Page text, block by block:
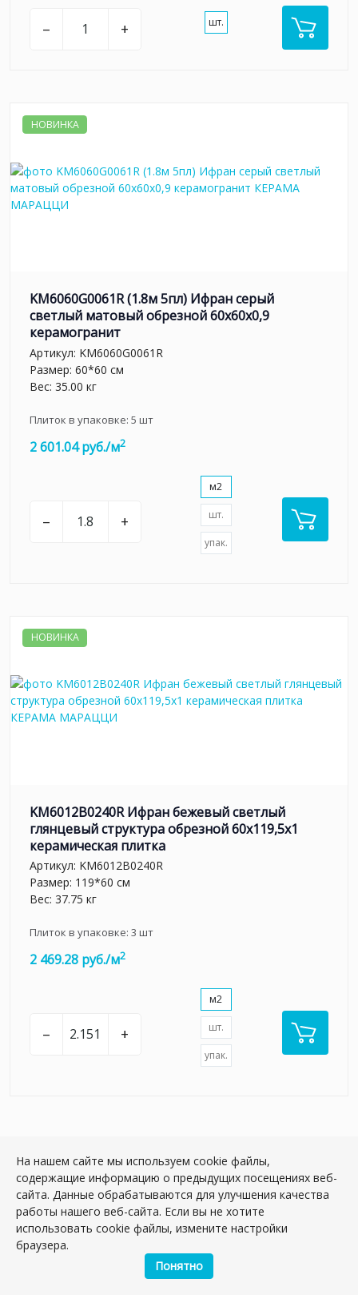
– + шт.
НОВИНКА
KM6060G0061R (1.8м 5пл) Ифран серый
светлый матовый обрезной 60x60x0,9
керамогранит
Артикул: KM6060G0061R
Размер: 60*60 см
Вес: 35.00 кг
Плиток в упаковке: 5 шт
2 601.04 руб./м2
– +
м2
шт.
упак.
НОВИНКА
KM6012B0240R Ифран бежевый светлый
глянцевый структура обрезной 60x119,5x1
керамическая плитка
Артикул: KM6012B0240R
Размер: 119*60 см
Вес: 37.75 кг
Плиток в упаковке: 3 шт
2 469.28 руб./м2
– +
м2
шт.
упак.
Информация, опубликованная на сайте, носит общий характер
На нашем сайте мы используем cookie файлы,
содержащие информацию о предыдущих посещениях веб-
сайта. Данные обрабатываются для улучшения качества
работы нашего веб-сайта. Если вы не хотите
использовать cookie файлы, измените настройки
браузера.
Понятно